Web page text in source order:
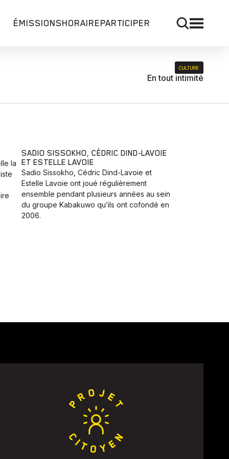
ÉMISSIONSHORAIREPARTICIPER
CULTURE
En tout intimité
la
SADIO SISSOKHO, CÉDRIC DIND-LAVOIE
ET ESTELLE LAVOIE
Sadio Sissokho, Cédric Dind-Lavoie et
Estelle Lavoie ont joué régulièrement
ensemble pendant plusieurs années au sein
du groupe Kabakuwo qu’ils ont cofondé en
2006.